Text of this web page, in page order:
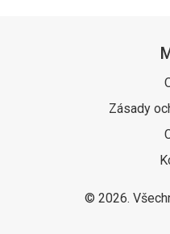
Zásady
© 2026.